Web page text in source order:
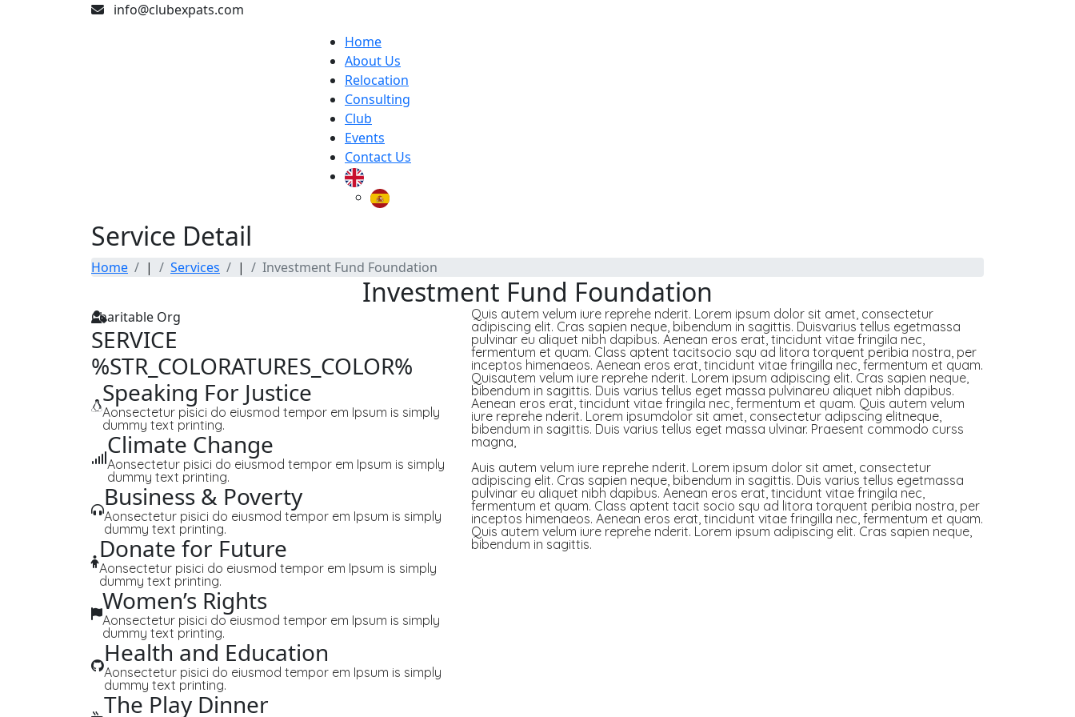
info@clubexpats.com
Home
About Us
Relocation
Consulting
Club
Events
Contact Us
Service Detail
Home | Services | Investment Fund Foundation
Investment Fund Foundation
Charitable Org
SERVICE
%STR_COLORATURES_COLOR%
Speaking For Justice
Aonsectetur pisici do eiusmod tempor em Ipsum is simply
dummy text printing.
Climate Change
Aonsectetur pisici do eiusmod tempor em Ipsum is simply
dummy text printing.
Business & Poverty
Aonsectetur pisici do eiusmod tempor em Ipsum is simply
dummy text printing.
Donate for Future
Aonsectetur pisici do eiusmod tempor em Ipsum is simply
dummy text printing.
Women’s Rights
Aonsectetur pisici do eiusmod tempor em Ipsum is simply
dummy text printing.
Health and Education
Aonsectetur pisici do eiusmod tempor em Ipsum is simply
dummy text printing.
The Play Dinner
Quis autem velum iure reprehe nderit. Lorem ipsum dolor sit amet, consectetur
adipiscing elit. Cras sapien neque, bibendum in sagittis. Duisvarius tellus egetmassa
pulvinar eu aliquet nibh dapibus. Aenean eros erat, tincidunt vitae fringila nec,
fermentum et quam. Class aptent tacitsocio squ ad litora torquent peribia nostra, per
inceptos himenaeos. Aenean eros erat, tincidunt vitae fringilla nec, fermentum et quam.
Quisautem velum iure reprehe nderit. Lorem ipsum adipiscing elit. Cras sapien neque,
bibendum in sagittis. Duis varius tellus eget massa pulvinareu aliquet nibh dapibus.
Aenean eros erat, tincidunt vitae fringila nec, fermentum et quam. Quis autem velum
iure reprehe nderit. Lorem ipsumdolor sit amet, consectetur adipscing elitneque,
bibendum in sagittis. Duis varius tellus eget massa ulvinar. Praesent commodo curss
magna,
Auis autem velum iure reprehe nderit. Lorem ipsum dolor sit amet, consectetur
adipiscing elit. Cras sapien neque, bibendum in sagittis. Duis varius tellus egetmassa
pulvinar eu aliquet nibh dapibus. Aenean eros erat, tincidunt vitae fringila nec,
fermentum et quam. Class aptent tacit socio squ ad litora torquent peribia nostra, per
inceptos himenaeos. Aenean eros erat, tincidunt vitae fringilla nec, fermentum et quam.
Quis autem velum iure reprehe nderit. Lorem ipsum adipiscing elit. Cras sapien neque,
bibendum in sagittis.